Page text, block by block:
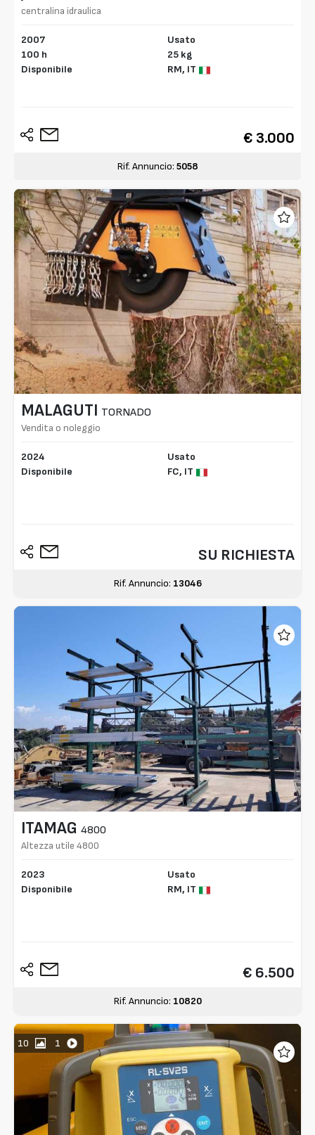
centralina idraulica
2007
100 h
Disponibile
Usato
25 kg
RM, IT
€ 3.000
Rif. Annuncio: 5058
MALAGUTI TORNADO
Vendita o noleggio
2024
Disponibile
Usato
FC, IT
SU RICHIESTA
Rif. Annuncio: 13046
ITAMAG 4800
Altezza utile 4800
2023
Disponibile
Usato
RM, IT
€ 6.500
Rif. Annuncio: 10820
10 1